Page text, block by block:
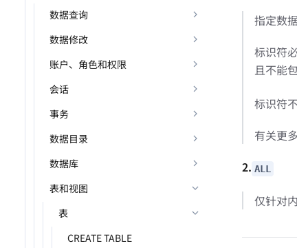
数据查询
数据修改
账户、角色和权限
会话
事务
数据目录
数据库
表和视图
表
CREATE TABLE
指定数
标识符
且不能
标识符
有关更
2. ALL
仅针对